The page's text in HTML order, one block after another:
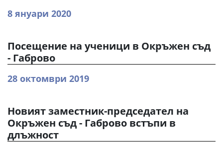
8 януари 2020
Посещение на ученици в Окръжен съд
- Габрово
28 октомври 2019
Новият заместник-председател на
Окръжен съд - Габрово встъпи в
длъжност